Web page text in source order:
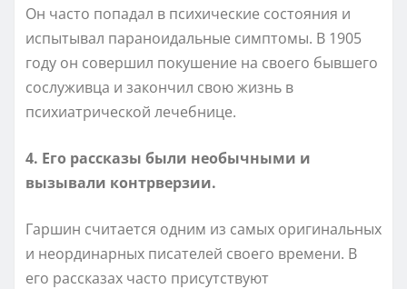
Он часто попадал в психические состояния и
испытывал параноидальные симптомы. В 1905
году он совершил покушение на своего бывшего
сослуживца и закончил свою жизнь в
психиатрической лечебнице.
4. Его рассказы были необычными и
вызывали контрверзии.
Гаршин считается одним из самых оригинальных
и неординарных писателей своего времени. В
его рассказах часто присутствуют